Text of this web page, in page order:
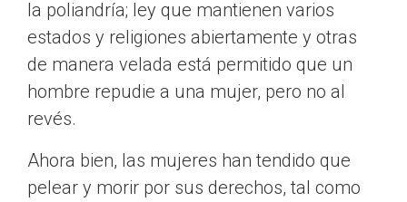
la poliandría; ley que mantienen varios
estados y religiones abiertamente y otras
de manera velada está permitido que un
hombre repudie a una mujer, pero no al
revés.
Ahora bien, las mujeres han tendido que
pelear y morir por sus derechos, tal como